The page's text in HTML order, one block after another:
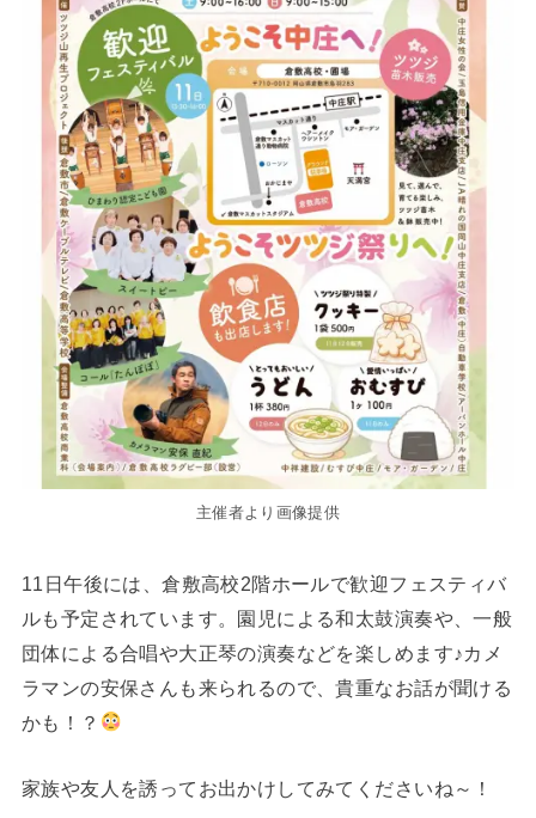
主催者より画像提供
11日午後には、倉敷高校2階ホールで歓迎フェスティバ
ルも予定されています。園児による和太鼓演奏や、一般
団体による合唱や大正琴の演奏などを楽しめます♪カメ
ラマンの安保さんも来られるので、貴重なお話が聞ける
かも！？
家族や友人を誘ってお出かけしてみてくださいね～！